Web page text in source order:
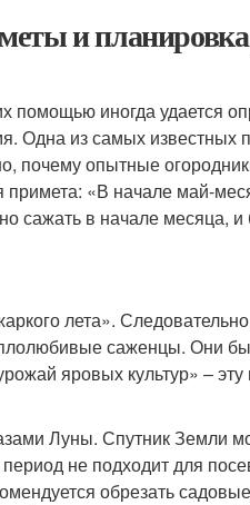
и
иногда удается
Одна из самых известных
почему опытные
«В начале май-
сажать в начале месяца, и
лета».
саженцы. Они
яровых культур» –
Луны. Спутник Земли
не подходит для
обрезать